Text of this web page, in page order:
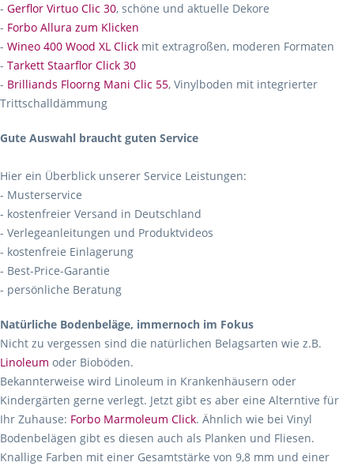
- Gerflor Virtuo Clic 30, schöne und aktuelle Dekore
- Forbo Allura zum Klicken
- Wineo 400 Wood XL Click mit extragroßen, moderen Formaten
- Tarkett Staarflor Click 30
- Brilliands Floorng Mani Clic 55, Vinylboden mit integrierter
Trittschalldämmung
Gute Auswahl braucht guten Service
Hier ein Überblick unserer Service Leistungen:
- Musterservice
- kostenfreier Versand in Deutschland
- Verlegeanleitungen und Produktvideos
- kostenfreie Einlagerung
- Best-Price-Garantie
- persönliche Beratung
Natürliche Bodenbeläge, immernoch im Fokus
Nicht zu vergessen sind die natürlichen Belagsarten wie z.B.
Linoleum oder Bioböden.
Bekannterweise wird Linoleum in Krankenhäusern oder
Kindergärten gerne verlegt. Jetzt gibt es aber eine Alterntive für
Ihr Zuhause: Forbo Marmoleum Click. Ähnlich wie bei Vinyl
Bodenbelägen gibt es diesen auch als Planken und Fliesen.
Knallige Farben mit einer Gesamtstärke von 9,8 mm und einer